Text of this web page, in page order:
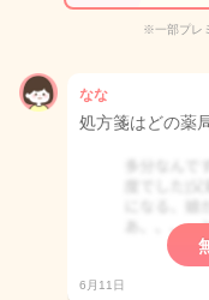
※一部プレ
なな
処方箋はどの薬
6月11日